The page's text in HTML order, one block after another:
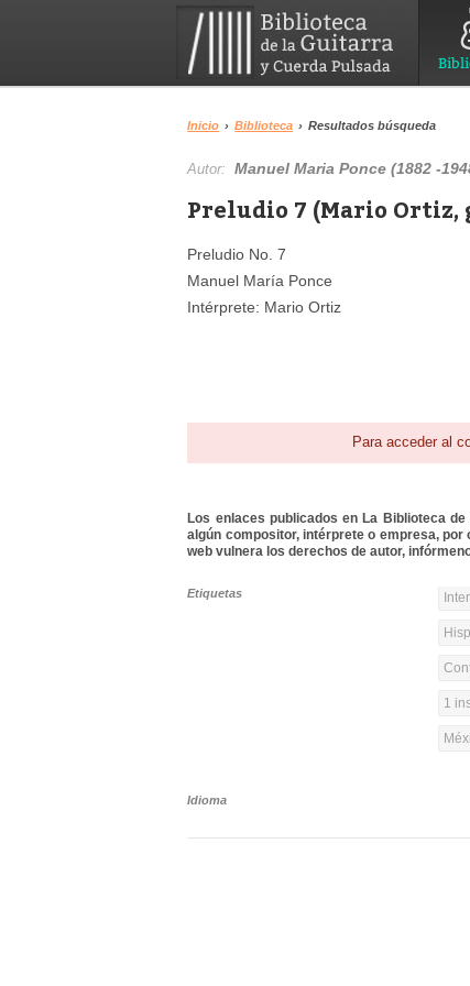
Inicio › Biblioteca › Resultados búsqueda
Autor:Manuel Maria Ponce (1882 -
Preludio 7 (Mario
Preludio No. 7
Manuel María Ponce
Intérprete: Mario Ortiz
Para acceder al
Los enlaces publicados en La Biblioteca
algún compositor, intérprete o empresa,
web vulnera los derechos de autor,
Etiquetas
1
Idioma